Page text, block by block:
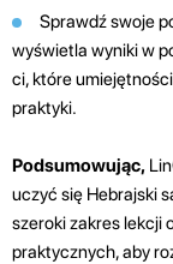
Sprawdź swoje
wyświetla wyniki w
ci, które
praktyki.
Podsumowując,
uczyć się Hebrajski
szeroki zakres lekcji
praktycznych, aby